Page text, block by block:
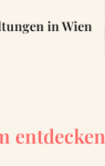
in Wien
entdecken